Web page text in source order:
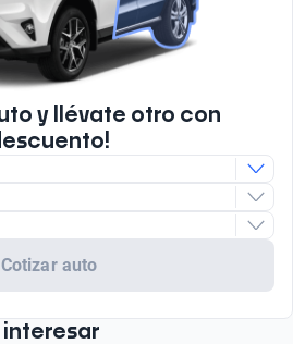
y llévate otro con
Cotizar auto
interesar